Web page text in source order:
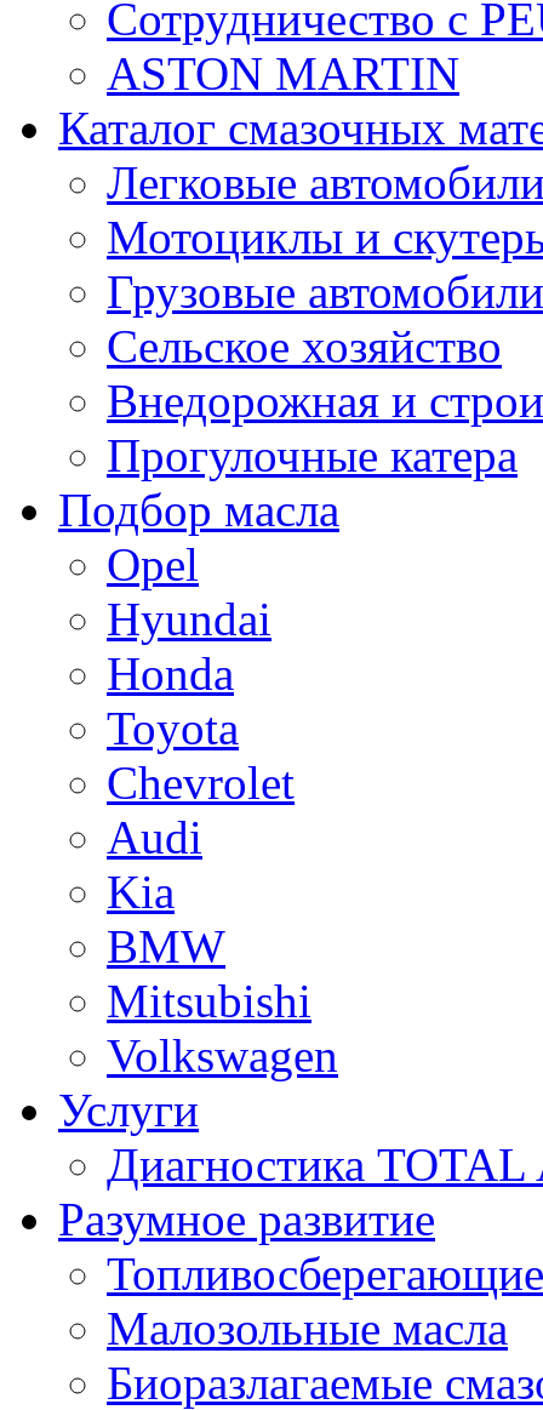
Сотрудничество с
ASTON MARTIN
Каталог смазочных
Легковые
Мотоциклы и
Грузовые автомобили
Сельское хозяйство
Внедорожная и
Прогулочные катера
Подбор масла
Opel
Hyundai
Honda
Toyota
Chevrolet
Audi
Kia
BMW
Mitsubishi
Volkswagen
Услуги
Диагностика
Разумное развитие
Малозольные масла
Биоразлагаемые